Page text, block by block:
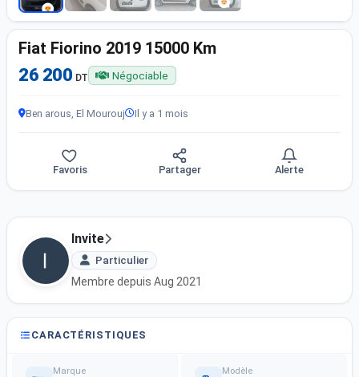
Fiat Fiorino 2019 15000 Km
26 200 DT Négociable
Ben arous, El Mourouj Il y a 1 mois
Favoris Partager Alerte
Invite
Particulier
Membre depuis Aug 2021
CARACTÉRISTIQUES
Marque Modèle